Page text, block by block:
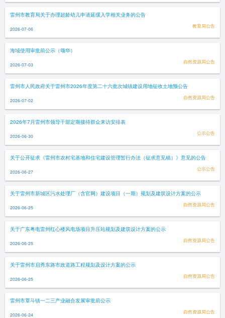
雷州市教育局关于办理超龄幼儿申请延缓入学相关业务的公告
2026-07-06 教育局公告
海域使用审批前公示（颂华）
2026-07-03 自然资源局公告
雷州市人民政府关于雷州市2026年度第二十六批次城镇建设用地征收土地预公告
2026-07-02 自然资源局公告
2026年7月雷州市领导干部定期接待群众来访安排表
2026-06-30 公示公告
关于公开征求《雷州市农村宅基地和住宅建设管理暂行办法（征求意见稿）》意见的公告
2026-06-27 公示公告
关于雷州市新城区污水处理厂（含官网）建设项目（一期）规划及建筑设计方案的公示
2026-06-25 自然资源局公告
关于广东粤电雷州红心楼风电场项目升压站规划及建筑设计方案的公示
2026-06-25 自然资源局公告
关于雷州市启秀东路市政道路工程规划及设计方案的公示
2026-06-25 自然资源局公告
雷州市覃斗镇一二三产业融合发展审批前公示
2026-06-24 自然资源局公告